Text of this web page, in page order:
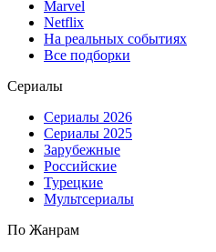
Marvel
Netflix
На реальных событиях
Все подборки
Сериалы
Сериалы 2026
Сериалы 2025
Зарубежные
Российские
Турецкие
Мультсериалы
По Жанрам